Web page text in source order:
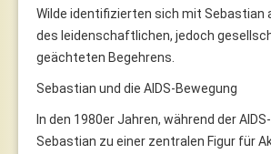
Wilde identifizierten sich mit Sebastian
des leidenschaftlichen, jedoch
geächteten Begehrens.
Sebastian und die AIDS-Bewegung
In den 1980er Jahren, während der
Sebastian zu einer zentralen Figur für